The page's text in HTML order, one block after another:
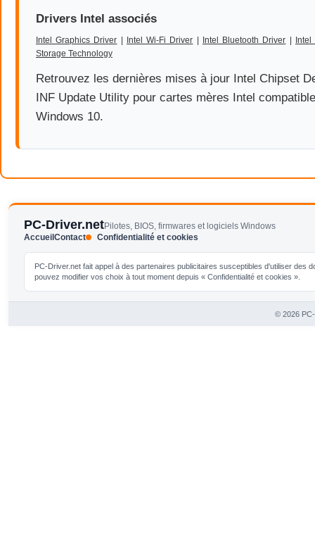
Drivers Intel associés
Intel Graphics Driver Intel Wi-Fi Driver Intel Bluetooth Driver
Storage Technology
Retrouvez les dernières mises à jour Intel Chipset
INF Update Utility pour cartes mères Intel
Windows 10.
PC-Driver.netPilotes, BIOS, firmwares et logiciels Windows
Accueil Contact Confidentialité et cookies
PC-Driver.net fait appel à des partenaires publicitaires susceptibles d'utiliser
pouvez modifier vos choix à tout moment depuis « Confidentialité et cookies ».
© 2026